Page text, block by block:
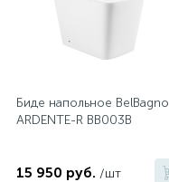
Биде напольное BelBagno
ARDENTE-R BB003B
15 950 руб. /шт